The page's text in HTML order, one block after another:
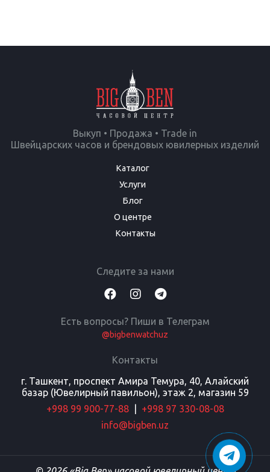
Выкуп • Продажа • Trade in
Швейцарских часов и брендовых ювилерных изделий
Каталог
Услуги
Блог
О центре
Контакты
Следите за нами
Есть вопросы? Пиши в Телеграм
@bigbenwatchuz
Контакты
г. Ташкент, проспект Амира Темура, 40, Алайский
базар (Ювелирный павильон), этаж 2, магазин 59
+998 99 900-77-88
+998 97 330-08-08
info@bigben.uz